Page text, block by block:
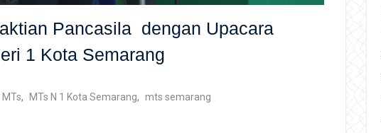
Pancasila dengan Upacara
1 Kota Semarang
MTs, MTs N 1 Kota Semarang, mts semarang